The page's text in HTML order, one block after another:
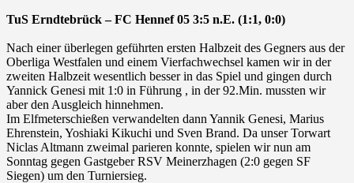
TuS Erndtebrück – FC Hennef 05 3:5 n.E. (1:1, 0:0)
Nach einer überlegen geführten ersten Halbzeit des Gegners aus der
Oberliga Westfalen und einem Vierfachwechsel kamen wir in der
zweiten Halbzeit wesentlich besser in das Spiel und gingen durch
Yannick Genesi mit 1:0 in Führung , in der 92.Min. mussten wir
aber den Ausgleich hinnehmen.
Im Elfmeterschießen verwandelten dann Yannik Genesi, Marius
Ehrenstein, Yoshiaki Kikuchi und Sven Brand. Da unser Torwart
Niclas Altmann zweimal parieren konnte, spielen wir nun am
Sonntag gegen Gastgeber RSV Meinerzhagen (2:0 gegen SF
Siegen) um den Turniersieg.